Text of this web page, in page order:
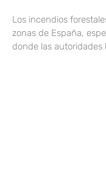
Los incendios
zonas de España,
donde las autoridades